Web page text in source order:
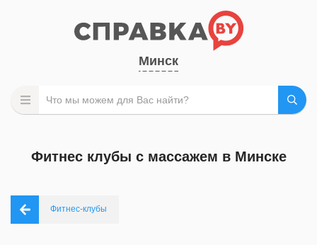
Минск
Фитнес клубы с массажем в Минске
Фитнес-клубы